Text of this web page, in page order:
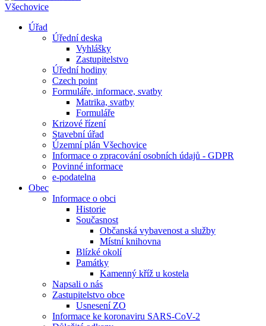
Všechovice
Úřad
Úřední deska
Vyhlášky
Zastupitelstvo
Úřední hodiny
Czech point
Formuláře, informace, svatby
Matrika, svatby
Formuláře
Krizové řízení
Stavební úřad
Územní plán Všechovice
Informace o zpracování osobních údajů - GDPR
Povinné informace
e-podatelna
Obec
Informace o obci
Historie
Současnost
Občanská vybavenost a služby
Místní knihovna
Blízké okolí
Památky
Kamenný kříž u kostela
Napsali o nás
Zastupitelstvo obce
Usnesení ZO
Informace ke koronaviru SARS-CoV-2